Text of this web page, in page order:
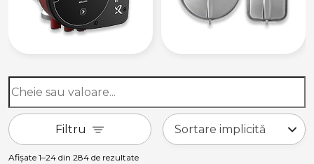
Filtru
Afișate 1–24 din 284 de rezultate